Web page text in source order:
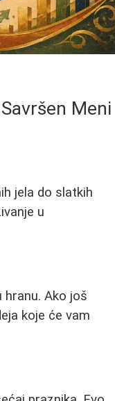
Meni
jela do slatkih
u
hranu. Ako još
koje će vam